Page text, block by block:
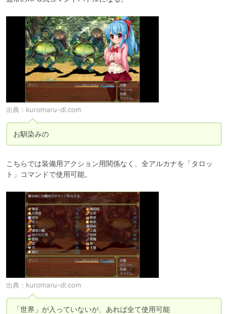
出典： kuromaru-dl.com
お馴染みの
こちらでは装備用アクション用関係なく、全アルカナを「タロッ
ト」コマンドで使用可能。
出典： kuromaru-dl.com
「世界」が入っていないが、あれば全て使用可能